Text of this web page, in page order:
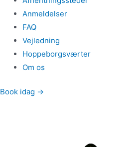
Anmeldelser
FAQ
Vejledning
Hoppeborgsværter
Om os
Book idag →